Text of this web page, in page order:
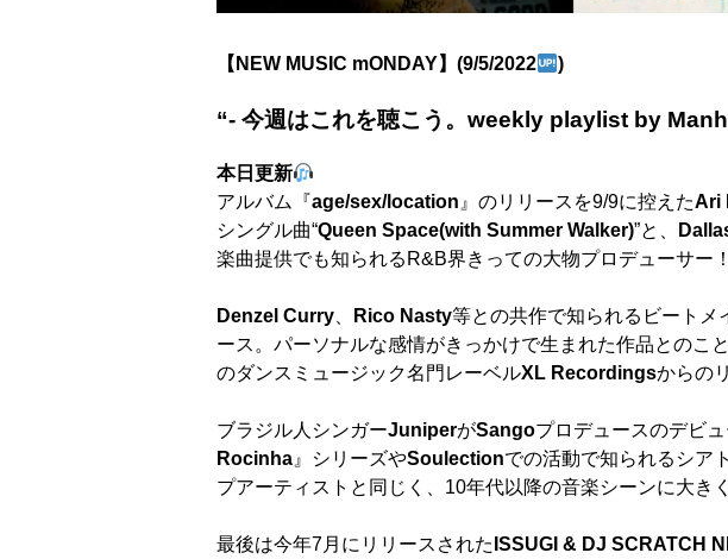
【NEW MUSIC mONDAY】(9/5/2022 )
“- 今週はこれを聴こう。weekly playlist by
本日更新
アルバム『age/sex/location 』のリリースを9/9に控えたAri
シングル曲“Queen Space(with Summer Walker)”と、
楽曲提供でも知られるR&B界きっての大物プロデューサー！
Denzel Curry Rico Nasty等との共作で知られるビートメ
ース。パーソナルな感情がきっかけで生まれた作品とのこ
のダンスミュージック名門レーベルXL Recordingsからの
ブラジル人シンガーJuniperがSangoプロデュースのデビュ
Rocinha 』シリーズやSoulectionでの活動で知られるシア
プアーティストと同じく、10年代以降の音楽シーンに大き
最後は今年7月にリリースされた ISSUGI & DJ SCRATCH